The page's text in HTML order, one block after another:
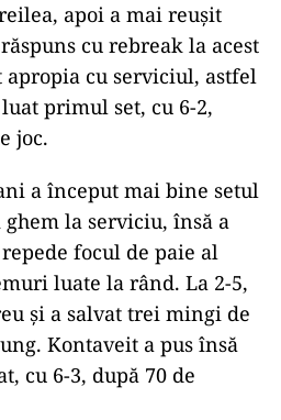
apoi a mai reuşit
cu rebreak la acest
apropia cu serviciul, astfel
primul set, cu 6-2,
joc.
a început mai bine setul
la serviciu, însă a
focul de paie al
luate la rând. La 2-5,
şi a salvat trei mingi de
Kontaveit a pus însă
cu 6-3, după 70 de